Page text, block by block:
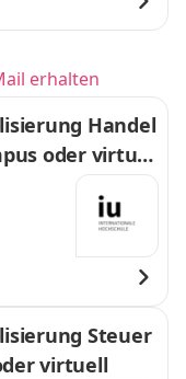
erhalten
Handel
oder virtuel
Steuer
virtuell